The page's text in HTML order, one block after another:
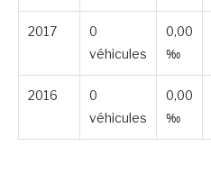
2017
0
véhicules
0,00
‰
2016
0
véhicules
0,00
‰